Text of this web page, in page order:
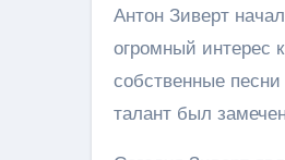
Антон Зиверт
огромный интерес
собственные
талант был